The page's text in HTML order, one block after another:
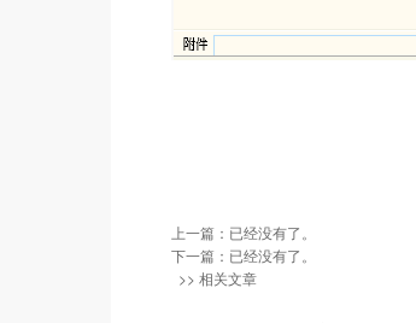
上一篇：已经没有了。
下一篇：已经没有了。
>> 相关文章